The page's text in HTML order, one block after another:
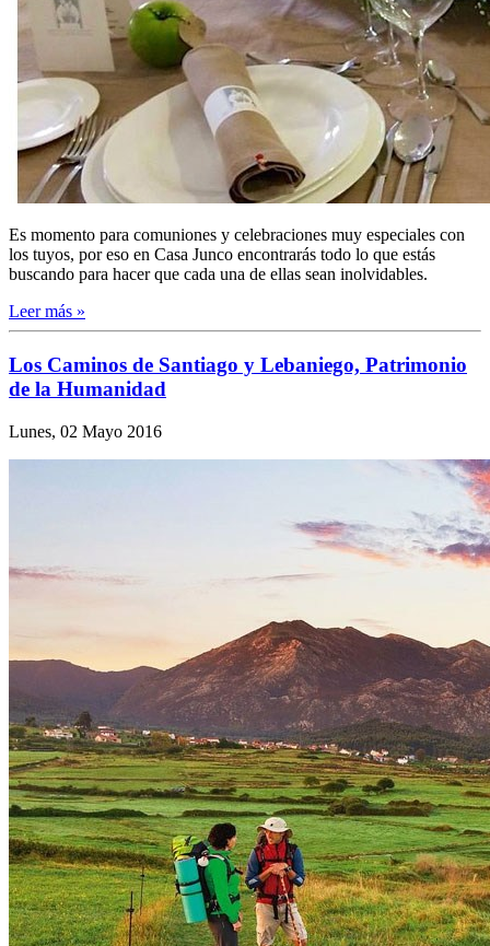
Es momento para comuniones y celebraciones muy especiales con
los tuyos, por eso en Casa Junco encontrarás todo lo que estás
buscando para hacer que cada una de ellas sean inolvidables.
Leer más »
Los Caminos de Santiago y Lebaniego, Patrimonio
de la Humanidad
Lunes, 02 Mayo 2016